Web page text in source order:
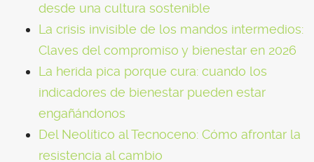
desde una cultura sostenible
La crisis invisible de los mandos intermedios:
Claves del compromiso y bienestar en 2026
La herida pica porque cura: cuando los
indicadores de bienestar pueden estar
engañándonos
Del Neolítico al Tecnoceno: Cómo afrontar la
resistencia al cambio